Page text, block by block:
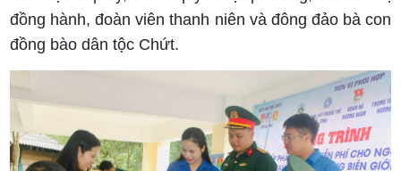
đồng hành, đoàn viên thanh niên và đông đảo bà con
đồng bào dân tộc Chứt.